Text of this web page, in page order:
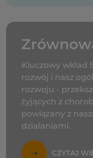
Kluczowy wkład
rozwój i nasz
rozwoju -
żyjących z
powiązany z
działaniami.
CZYTAJ